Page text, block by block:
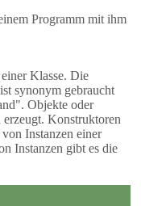
Programm mit ihm
Klasse. Die
synonym gebraucht
Objekte oder
Konstruktoren
Instanzen einer
Instanzen gibt es die